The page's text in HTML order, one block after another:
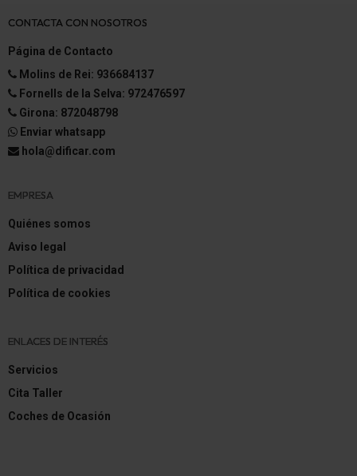
CONTACTA CON NOSOTROS
Página de Contacto
Molins de Rei: 936684137
Fornells de la Selva: 972476597
Girona: 872048798
Enviar whatsapp
hola@dificar.com
EMPRESA
Quiénes somos
Aviso legal
Política de privacidad
Política de cookies
ENLACES DE INTERÉS
Servicios
Cita Taller
Coches de Ocasión